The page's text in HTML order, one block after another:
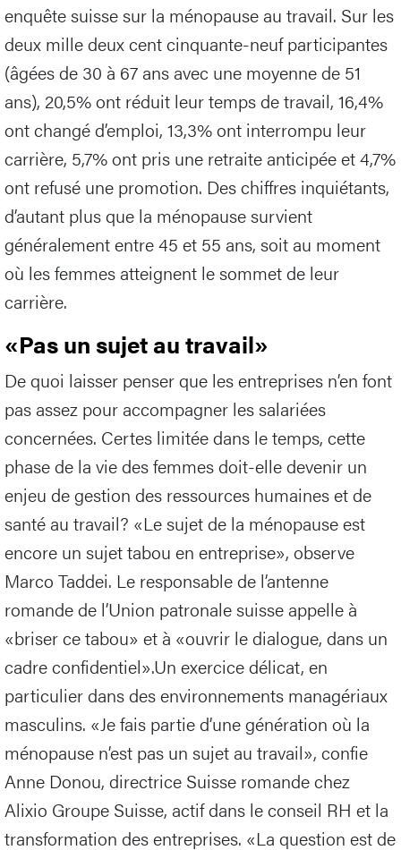
enquête suisse sur la ménopause au travail. Sur les
deux mille deux cent cinquante-neuf participantes
(âgées de 30 à 67 ans avec une moyenne de 51
ans), 20,5% ont réduit leur temps de travail, 16,4%
ont changé d’emploi, 13,3% ont interrompu leur
carrière, 5,7% ont pris une retraite anticipée et 4,7%
ont refusé une promotion. Des chiffres inquiétants,
d’autant plus que la ménopause survient
généralement entre 45 et 55 ans, soit au moment
où les femmes atteignent le sommet de leur
carrière.
«Pas un sujet au travail»
De quoi laisser penser que les entreprises n’en font
pas assez pour accompagner les salariées
concernées. Certes limitée dans le temps, cette
phase de la vie des femmes doit-elle devenir un
enjeu de gestion des ressources humaines et de
santé au travail? «Le sujet de la ménopause est
encore un sujet tabou en entreprise», observe
Marco Taddei. Le responsable de l’antenne
romande de l’Union patronale suisse appelle à
«briser ce tabou» et à «ouvrir le dialogue, dans un
cadre confidentiel».Un exercice délicat, en
particulier dans des environnements managériaux
masculins. «Je fais partie d’une génération où la
ménopause n’est pas un sujet au travail», confie
Anne Donou, directrice Suisse romande chez
Alixio Groupe Suisse, actif dans le conseil RH et la
transformation des entreprises. «La question est de